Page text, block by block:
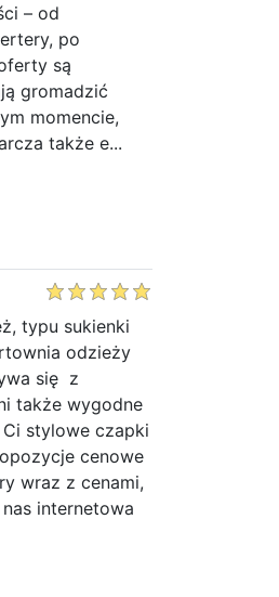
– od
po
są
gromadzić
momencie,
także e...
typu sukienki
odzieży
się z
także wygodne
stylowe czapki
cenowe
wraz z cenami,
internetowa